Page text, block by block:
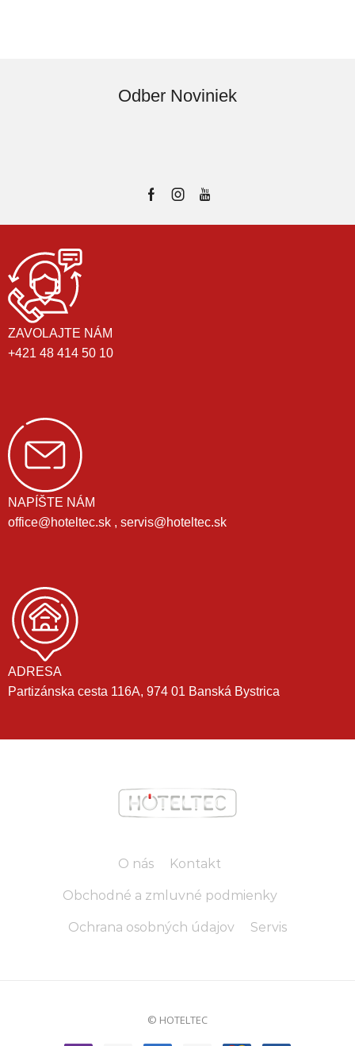
Odber Noviniek
ZAVOLAJTE NÁM
+421 48 414 50 10
NAPÍŠTE NÁM
office@hoteltec.sk , servis@hoteltec.sk
ADRESA
Partizánska cesta 116A, 974 01 Banská Bystrica
O nás Kontakt
Obchodné a zmluvné podmienky
Ochrana osobných údajov Servis
© HOTELTEC